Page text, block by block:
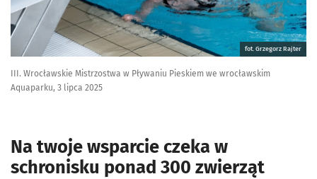
fot. Grzegorz Rajter
III. Wrocławskie Mistrzostwa w Pływaniu Pieskiem we wrocławskim
Aquaparku, 3 lipca 2025
Na twoje wsparcie czeka w
schronisku ponad 300 zwierząt